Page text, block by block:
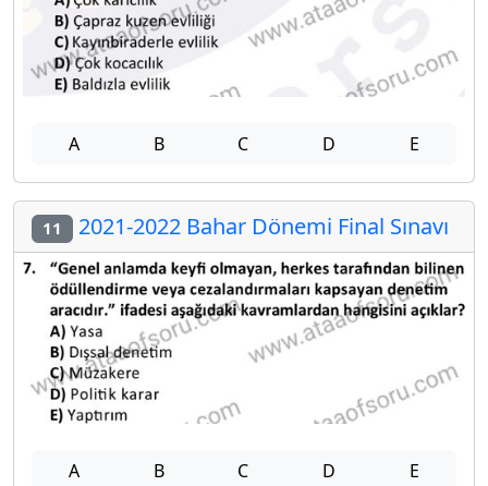
A B C D E
11 2021-2022 Bahar Dönemi Final Sınavı
A B C D E